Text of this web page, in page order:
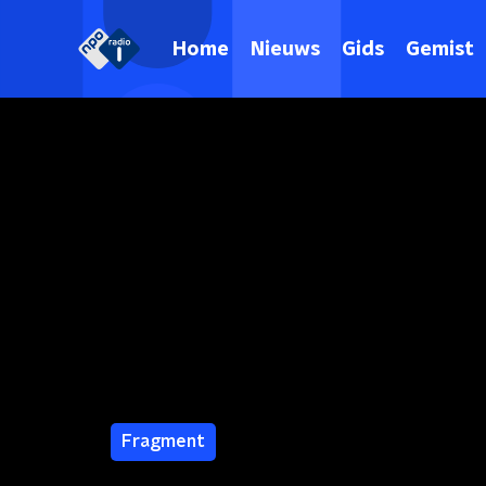
Home Nieuws Gids Gemist
Fragment